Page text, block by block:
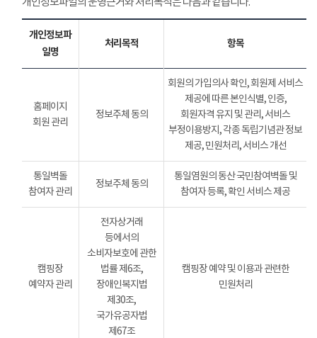
개인정보파
일명
처리목적 항목
홈페이지
회원 관리
정보주체 동의
회원의 가입의사 확인, 회원제 서비스
제공에 따른 본인식별, 인증,
회원자격 유지 및 관리, 서비스
부정이용방지, 각종 독립기념관 정보
제공, 민원처리, 서비스 개선
통일벽돌
참여자 관리
정보주체 동의
통일염원의 동산 국민참여벽돌 및
참여자 등록, 확인 서비스 제공
캠핑장
예약자 관리
전자상거래
등에서의
소비자보호에 관한
법률 제6조,
장애인복지법
제30조,
국가유공자법
제67조
캠핑장 예약 및 이용과 관련한
민원처리